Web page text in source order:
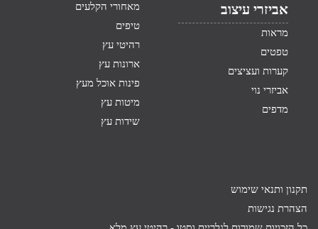
אביזרי עיצוב
מראות
טפטים
קערות ועציצים
אביזרי נוי
מדפים
מאחורי הקלעים
טיפים
רהיטי עץ
ארונות עץ
פינות אוכל מעץ
מיטות עץ
שידות עץ
תקנון ותנאי שימוש
הצהרת נגישות